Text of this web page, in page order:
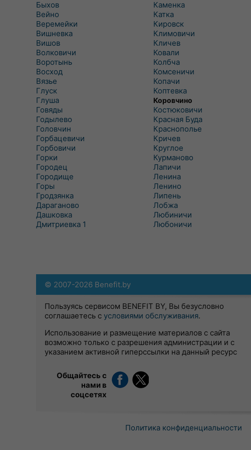
Быхов
Вейно
Веремейки
Вишневка
Вишов
Волковичи
Воротынь
Восход
Вязье
Глуск
Глуша
Говяды
Годылево
Головчин
Горбацевичи
Горбовичи
Горки
Городец
Городище
Горы
Гродзянка
Дараганово
Дашковка
Дмитриевка 1
Каменка
Катка
Кировск
Климовичи
Кличев
Ковали
Колбча
Комсеничи
Копачи
Коптевка
Коровчино
Костюковичи
Красная Буда
Краснополье
Кричев
Круглое
Курманово
Лапичи
Ленина
Ленино
Липень
Лобжа
Любиничи
Любоничи
© 2007-2026 Benefit.by
Пользуясь сервисом BENEFIT BY, Вы безусловно
соглашаетесь с условиями обслуживания.
Использование и размещение материалов с сайта
возможно только с разрешения администрации и с
указанием активной гиперссылки на данный ресурс
Общайтесь с
нами в
соцсетях
Политика конфиденциальности